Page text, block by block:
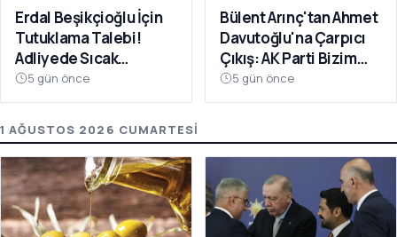
Erdal Beşikçioğlu İçin
Tutuklama Talebi!
Adliyede Sıcak
Dakikalar
5 gün önce
Bülent Arınç'tan Ahmet
Davutoğlu'na Çarpıcı
Çıkış: AK Parti Bizim
Evimiz
5 gün önce
1 AĞUSTOS 2026 CUMARTESI